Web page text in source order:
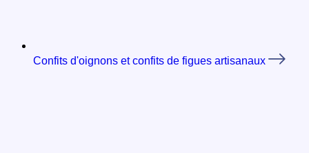
Confits d'oignons et confits de figues artisanaux